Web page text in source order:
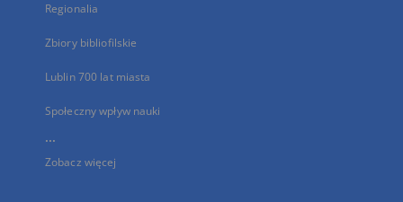
Regionalia
Zbiory bibliofilskie
Lublin 700 lat miasta
Społeczny wpływ nauki
...
Zobacz więcej